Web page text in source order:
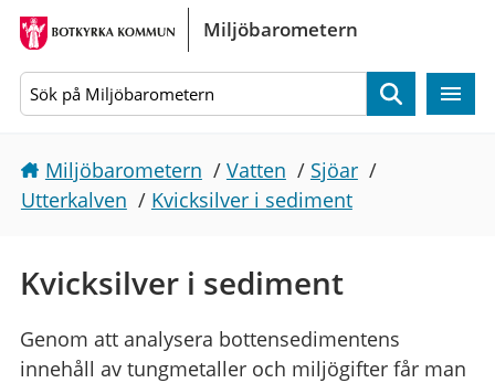
Gå direkt till sidans innehåll
Miljöbarometern
Sök
Miljöbarometern / Vatten / Sjöar /
Utterkalven / Kvicksilver i sediment
Kvicksilver i sediment
Genom att analysera bottensedimentens
innehåll av tungmetaller och miljögifter får man